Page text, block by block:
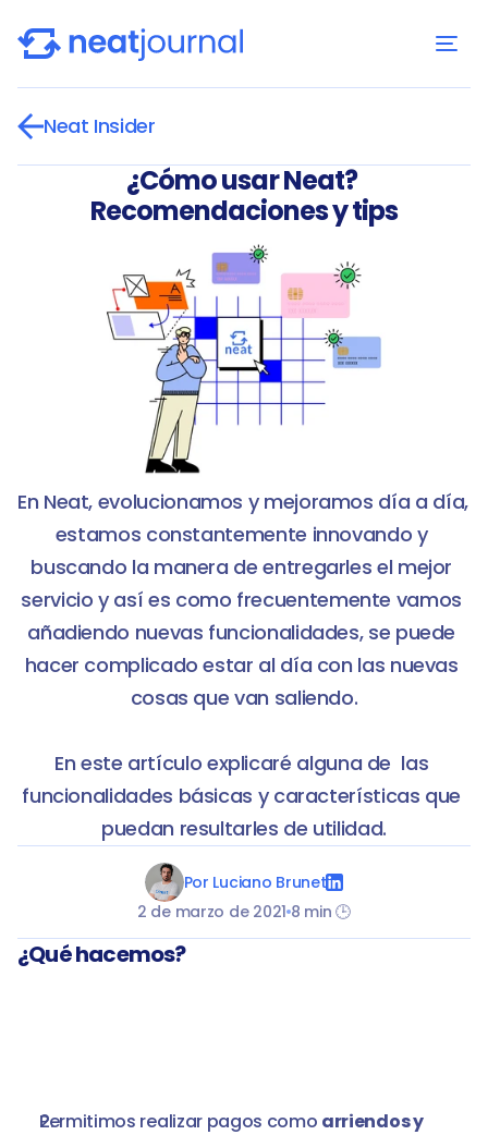
Neat Insider
¿Cómo usar Neat?
Recomendaciones y tips
En Neat, evolucionamos y mejoramos día a día,
estamos constantemente innovando y
buscando la manera de entregarles el mejor
servicio y así es como frecuentemente vamos
añadiendo nuevas funcionalidades, se puede
hacer complicado estar al día con las nuevas
cosas que van saliendo.
En este artículo explicaré alguna de  las
funcionalidades básicas y características que
Por Luciano Brunet
2 de marzo de 2021 8 min 🕒
¿Qué hacemos?
Permitimos realizar pagos como arriendos y